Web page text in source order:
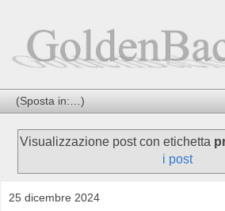
Visualizzazione post con etichetta
i post
25 dicembre 2024